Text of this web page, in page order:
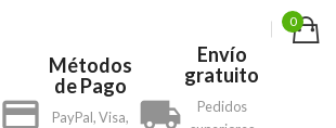
0
payment
Métodos
de Pago
PayPal, Visa,
local_shipping
Envío
gratuito
Pedidos